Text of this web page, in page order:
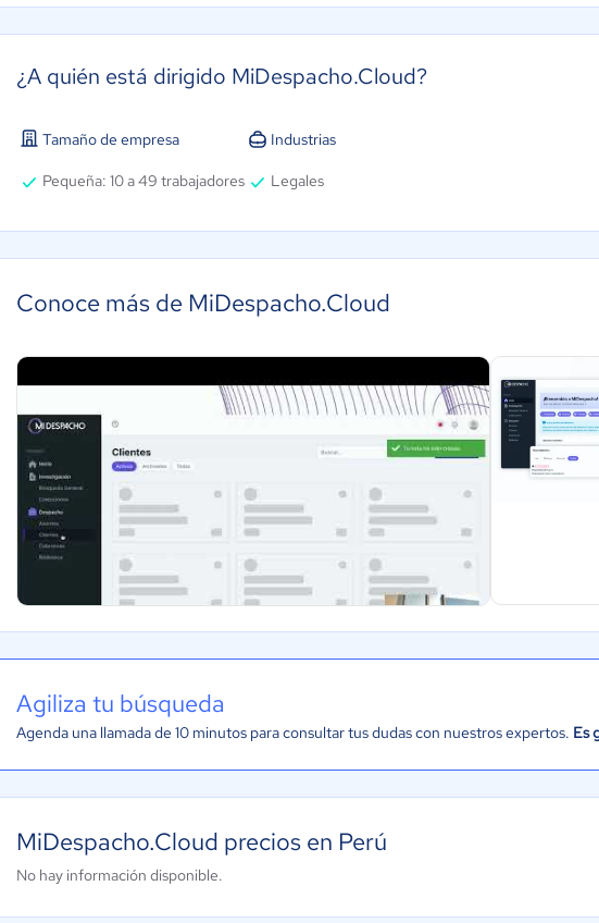
¿A quién está dirigido MiDespacho.Cloud?
Tamaño de empresa
Pequeña: 10 a 49 trabajadores
Industrias
Legales
Conoce más de MiDespacho.Cloud
Agiliza tu búsqueda
Agenda una llamada de 10 minutos para consultar tus dudas con nuestros expertos. Es
MiDespacho.Cloud precios en Perú
No hay información disponible.